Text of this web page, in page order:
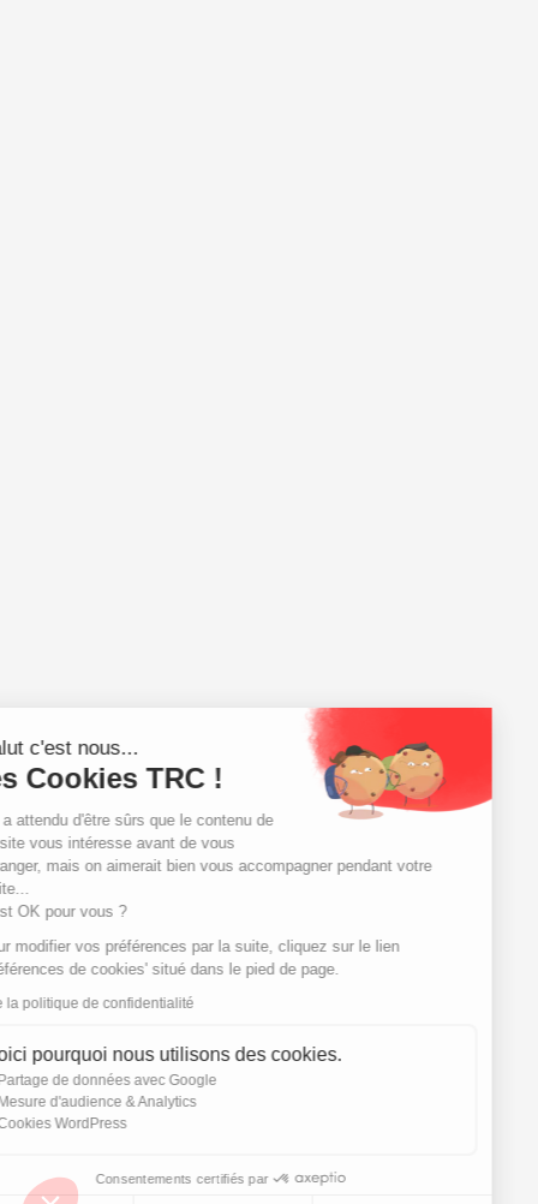
Salut c'est nous...
les Cookies TRC !
On a attendu d'être sûrs que le contenu de
ce site vous intéresse avant de vous
déranger, mais on aimerait bien vous accompagner pendant votre
C'est OK pour vous ?
Pour modifier vos préférences par la suite, cliquez sur le lien
'Préférences de cookies' situé dans le pied de page.
Lire la politique de confidentialité
Voici pourquoi nous utilisons des cookies.
Partage de données avec Google
Mesure d'audience & Analytics
Cookies WordPress
Consentements certifiés par